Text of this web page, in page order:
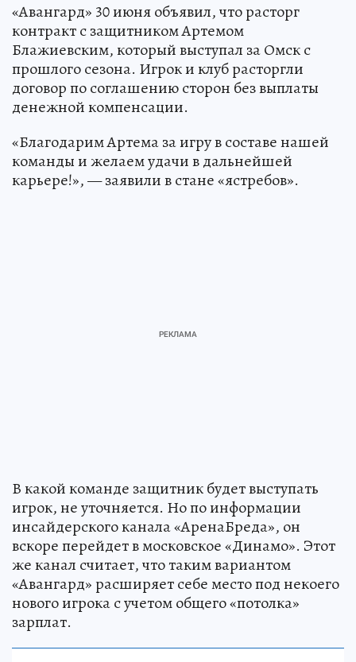
«Авангард» 30 июня объявил, что расторг
контракт с защитником Артемом
Блажиевским, который выступал за Омск с
прошлого сезона. Игрок и клуб расторгли
договор по соглашению сторон без выплаты
денежной компенсации.
«Благодарим Артема за игру в составе нашей
команды и желаем удачи в дальнейшей
карьере!», — заявили в стане «ястребов».
В какой команде защитник будет выступать
игрок, не уточняется. Но по информации
инсайдерского канала «АренаБреда», он
вскоре перейдет в московское «Динамо». Этот
же канал считает, что таким вариантом
«Авангард» расширяет себе место под некоего
нового игрока с учетом общего «потолка»
зарплат.